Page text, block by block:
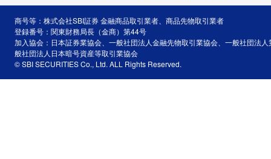
商号等：株式会社SBI証券 金融商品取引業者、商品先物取引業者
登録番号：関東財務局長（金商）第44号
加入協会：日本証券業協会、一般社団法人金融先物取引業協会、一般社団法
般社団法人日本暗号資産等取引業協会
© SBI SECURITIES Co., Ltd. ALL Rights Reserved.